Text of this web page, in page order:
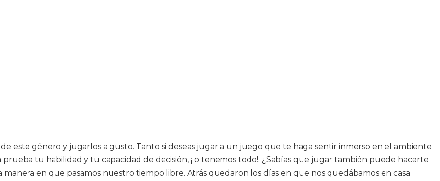
este género y jugarlos a gusto. Tanto si deseas jugar a un juego que te haga sentir inmerso en el ambiente
tu habilidad y tu capacidad de decisión, ¡lo tenemos todo!. ¿Sabías que jugar también puede hacerte
en que pasamos nuestro tiempo libre. Atrás quedaron los días en que nos quedábamos en casa